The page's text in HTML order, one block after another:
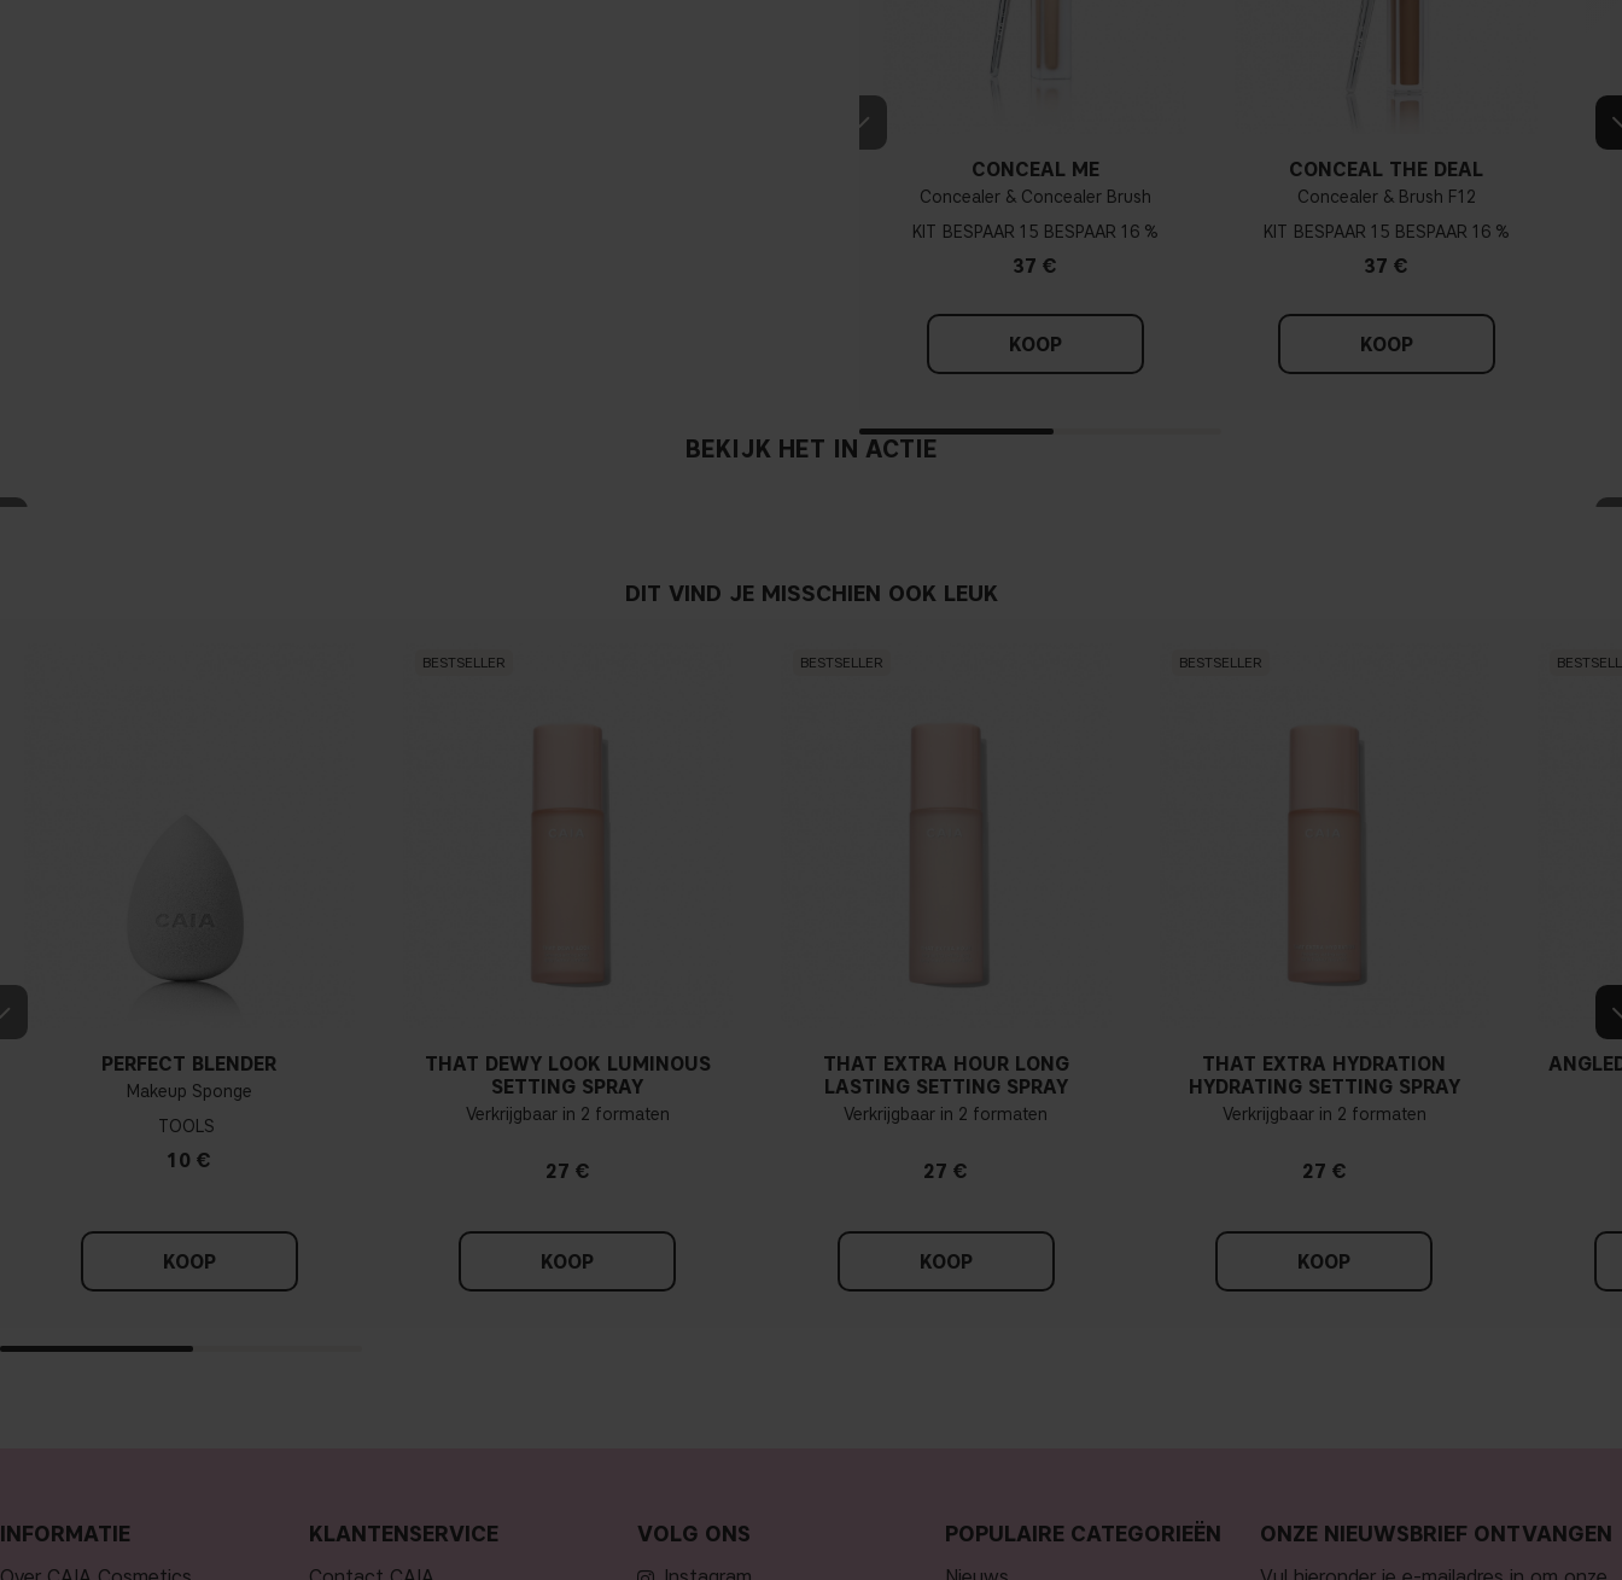
CONCEAL ME
Concealer & Concealer Brush
KIT
15 16 %
37 €
KOOP
CONCEAL THE DEAL
Concealer & Brush F12
KIT
15 16 %
37 €
KOOP
BEKIJK HET IN ACTIE
DIT VIND JE MISSCHIEN OOK LEUK
PERFECT BLENDER
Makeup Sponge
TOOLS
10 €
KOOP
BESTSELLER
THAT DEWY LOOK LUMINOUS
SETTING SPRAY
Verkrijgbaar in 2 formaten
27 €
KOOP
BESTSELLER
THAT EXTRA HOUR LONG
LASTING SETTING SPRAY
Verkrijgbaar in 2 formaten
27 €
KOOP
BESTSELLER
THAT EXTRA HYDRATION
HYDRATING SETTING SPRAY
Verkrijgbaar in 2 formaten
27 €
KOOP
INFORMATIE KLANTENSERVICE VOLG ONS POPULAIRE CATEGORIEËN ONZE NIEUWSBRIEF ONTVANGEN